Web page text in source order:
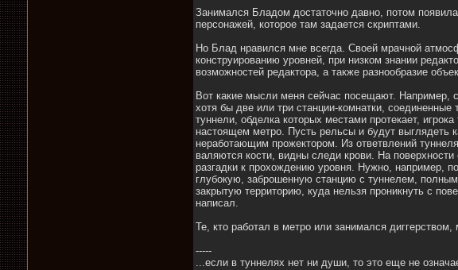
Занимался Бладом достаточно давно, потом
персонажей, которое там задается скриптами.
Но Блад нравился мне всегда. Своей мрачной
конструированию уровней, при низком знании
возможностей редактора, а также разнообразие
Вот какие мысли меня сейчас посещают. Например,
хотя бы две или три станции-комнатки,
туннели, обделка которых местами протекает,
настоящем метро. Пусть рельсы и будут выглядеть
неработающим прожектором. Из ответвлений
валяются кости, видны следи крови. На
разгадки к прохождению уровня. Нужно, например,
глубокую, заброшенную станцию с туннелем,
закрытую территорию, куда нельзя проникнуть с
написал.
Те, кто работал в метро или занимался
-----
...если в туннелях нет ни души, то это еще не